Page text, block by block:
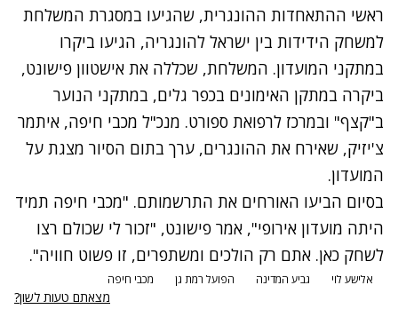
ראשי ההתאחדות ההונגרית, שהגיעו במסגרת המשלחת
למשחק הידידות בין ישראל להונגריה, הגיעו ביקרו
במתקני המועדון. המשלחת, שכללה את אישטוון פישונט,
ביקרה במתקן האימונים בכפר גלים, במתקני הנוער
ב"קצף" ובמרכז לרפואת ספורט. מנכ"ל מכבי חיפה, איתמר
צ'יזיק, שאירח את ההונגרים, ערך בתום הסיור מצגת על
המועדון.
בסיום הביעו האורחים את התרשמותם. "מכבי חיפה תמיד
היתה מועדון אירופי", אמר פישונט, "זכור לי שכולם רצו
לשחק כאן. אתם רק הולכים ומשתפרים, זו פשוט חוויה".
אלישע לוי גביע המדינה הפועל רמת גן מכבי חיפה
מצאתם טעות לשון?